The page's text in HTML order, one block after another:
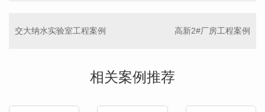
交大纳水实验室工程案例 高新2#厂房工程案例
相关案例推荐